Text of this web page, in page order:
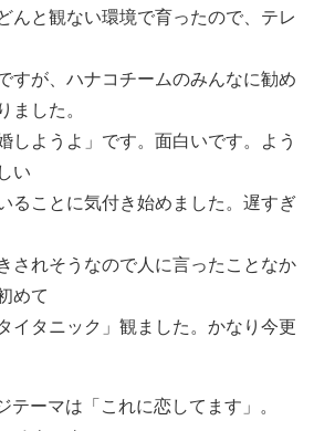
んと観ない環境で育ったので、テレ
すが、ハナコチームのみんなに勧め
した。
しようよ」です。面白いです。よう
い
ることに気付き始めました。遅すぎ
されそうなので人に言ったことなか
めて
イタニック」観ました。かなり今更
ーマは「これに恋してます」。